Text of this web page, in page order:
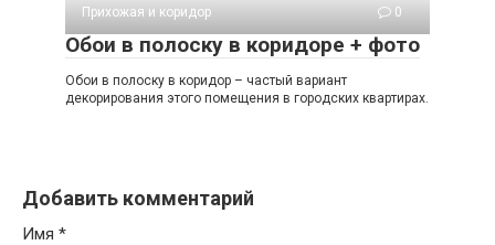
Прихожая и коридор 0
Обои в полоску в коридоре + фото
Обои в полоску в коридор – частый вариант
декорирования этого помещения в городских квартирах.
Добавить комментарий
Имя *